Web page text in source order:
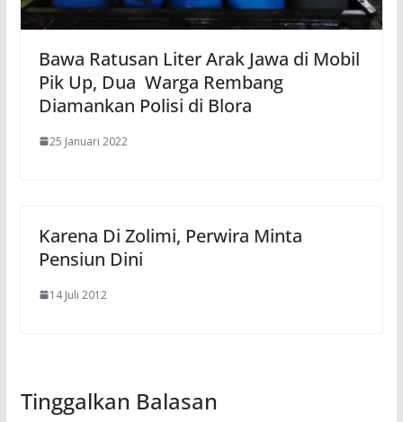
Bawa Ratusan Liter Arak Jawa di Mobil
Pik Up, Dua Warga Rembang
Diamankan Polisi di Blora
25 Januari 2022
Karena Di Zolimi, Perwira Minta
Pensiun Dini
14 Juli 2012
Tinggalkan Balasan